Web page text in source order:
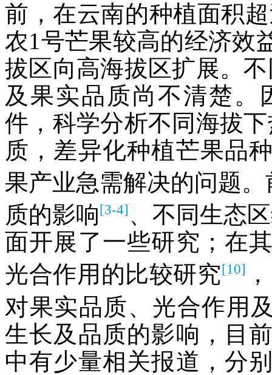
前，在云南的种植面积
农1号芒果较高的经济效
拔区向高海拔区扩展。
及果实品质尚不清楚。
件，科学分析不同海拔
质，差异化种植芒果品
果产业急需解决的问题
质的影响[3-4] 、不同生态
面开展了一些研究；在
光合作用的比较研究[10]
对果实品质、光合作用
生长及品质的影响，目
中有少量相关报道，分